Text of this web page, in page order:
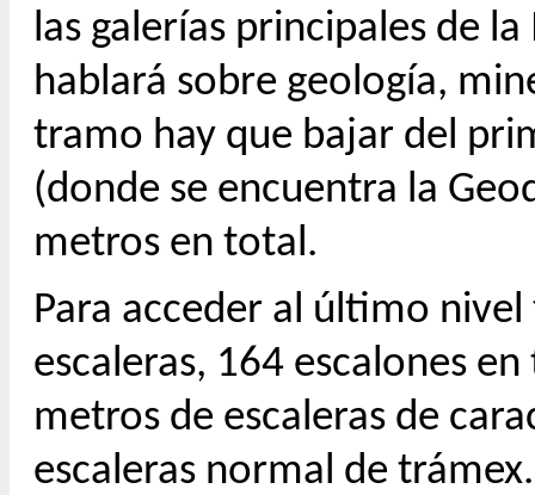
las galerías principales de
hablará sobre geología,
tramo hay que bajar del
(donde se encuentra la
metros en total.
Para acceder al último
escaleras, 164 escalones
metros de escaleras de
escaleras normal de trámex.